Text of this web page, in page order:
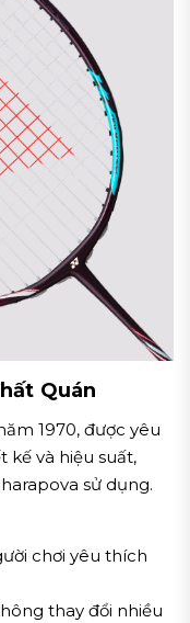
Quán
1970, được yêu
và hiệu suất,
sử dụng.
chơi yêu thích
thay đổi nhiều